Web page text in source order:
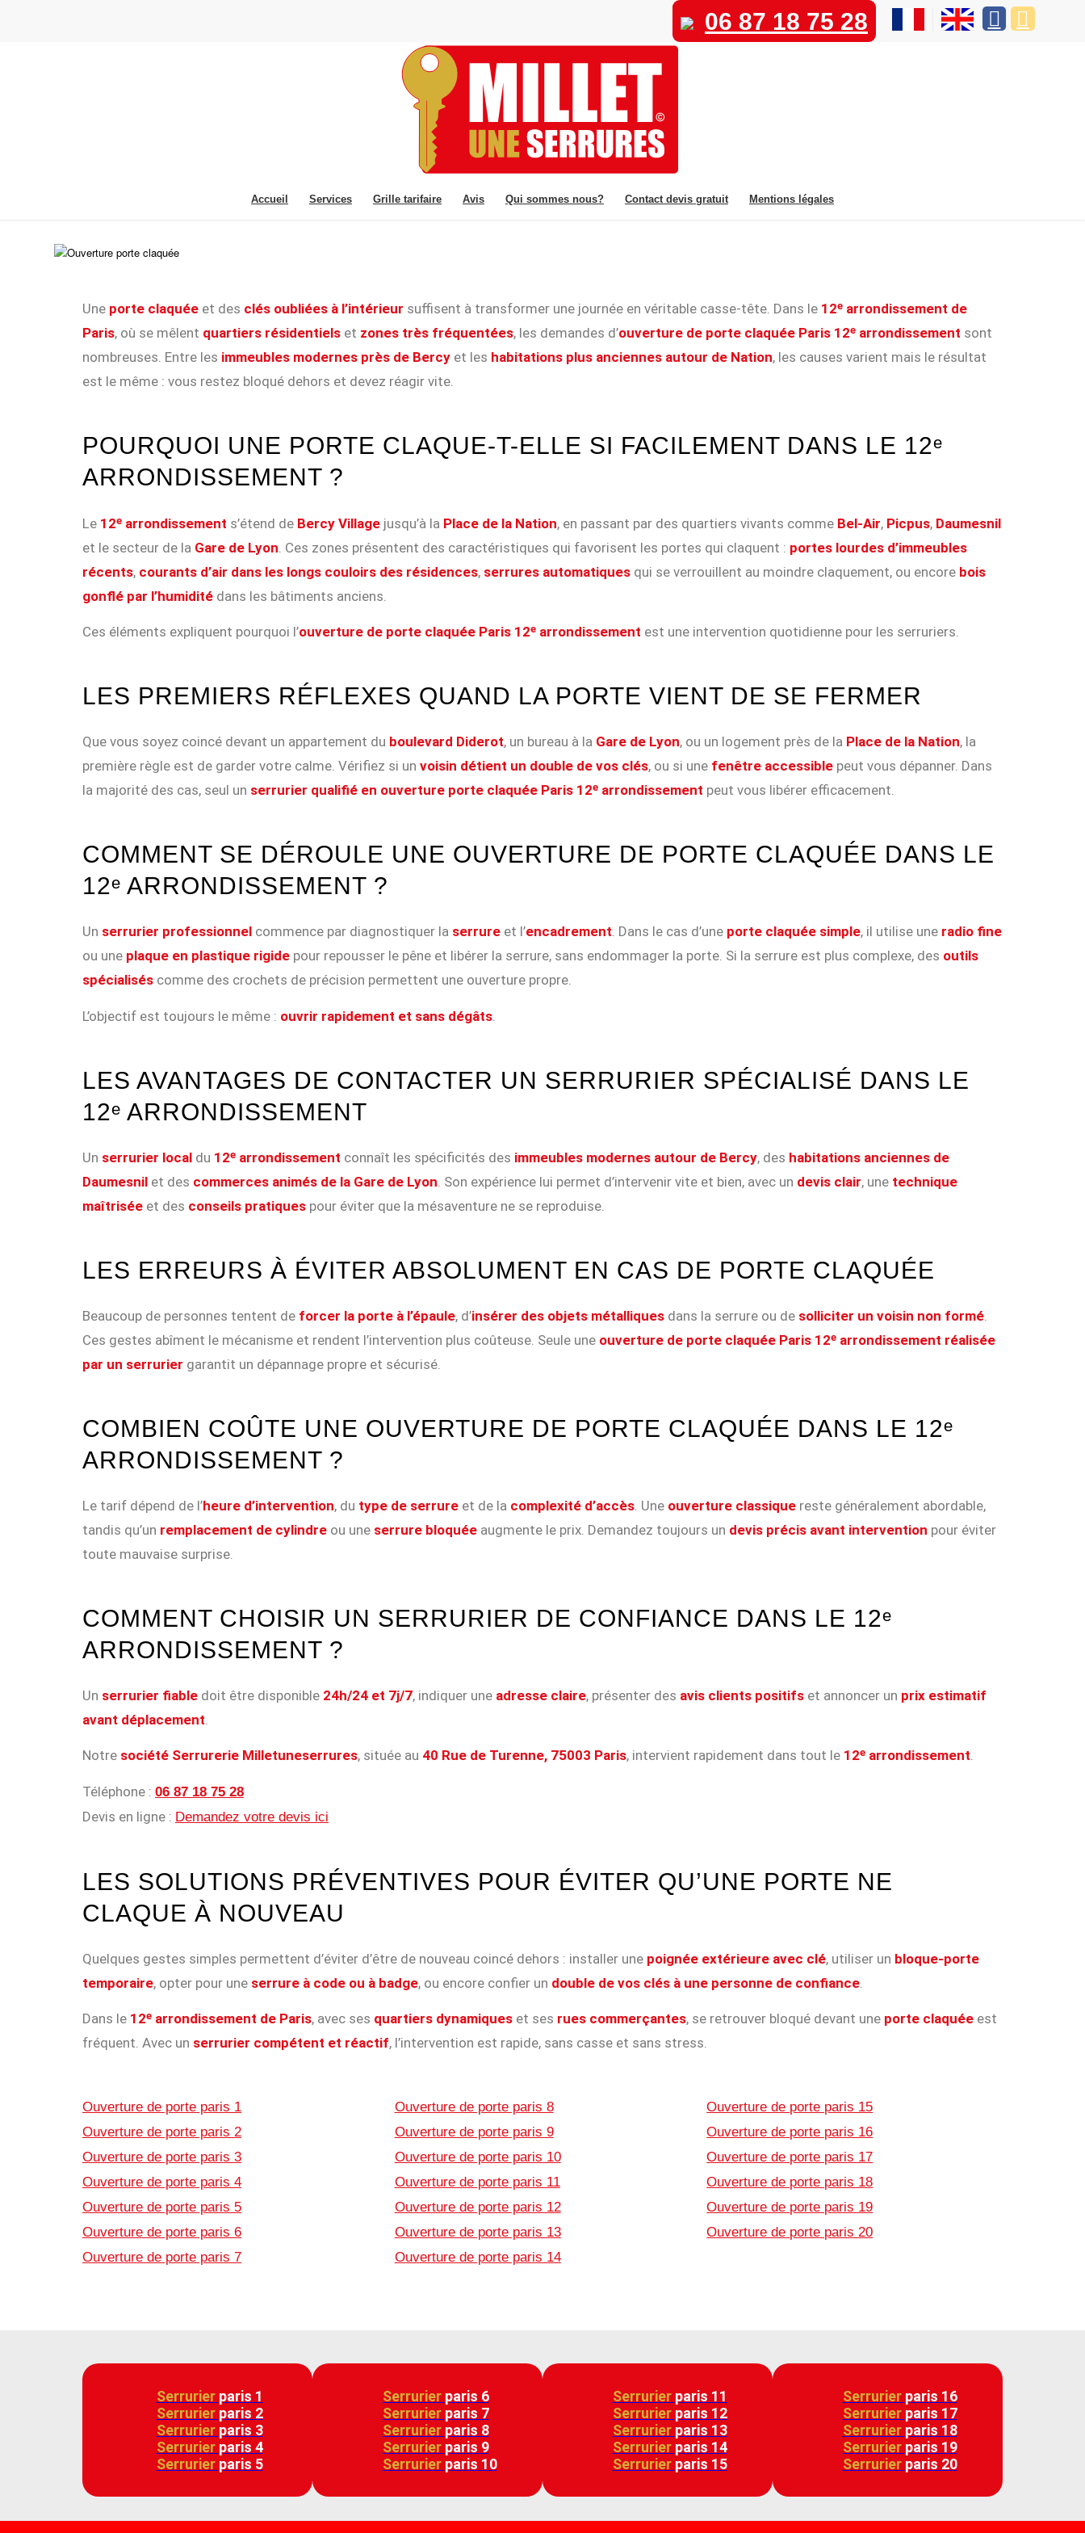
06 87 18 75 28
Accueil Services Grille tarifaire Avis Qui sommes nous? Contact devis gratuit Mentions légales
Une porte claquée et des clés oubliées à l’intérieur suffisent à transformer une journée en véritable casse-tête. Dans le 12ᵉ arrondissement de
Paris, où se mêlent quartiers résidentiels et zones très fréquentées, les demandes d’ouverture de porte claquée Paris 12ᵉ arrondissement sont
nombreuses. Entre les immeubles modernes près de Bercy et les habitations plus anciennes autour de Nation, les causes varient mais le résultat
est le même : vous restez bloqué dehors et devez réagir vite.
POURQUOI UNE PORTE CLAQUE-T-ELLE SI FACILEMENT DANS LE 12ᵉ
ARRONDISSEMENT ?
Le 12ᵉ arrondissement s’étend de Bercy Village jusqu’à la Place de la Nation, en passant par des quartiers vivants comme Bel-Air, Picpus, Daumesnil
et le secteur de la Gare de Lyon . Ces zones présentent des caractéristiques qui favorisent les portes qui claquent : portes lourdes d’immeubles
récents, courants d’air dans les longs couloirs des résidences, serrures automatiques qui se verrouillent au moindre claquement, ou encore bois
gonflé par l’humidité dans les bâtiments anciens.
Ces éléments expliquent pourquoi l’ouverture de porte claquée Paris 12ᵉ arrondissement est une intervention quotidienne pour les serruriers.
LES PREMIERS RÉFLEXES QUAND LA PORTE VIENT DE SE FERMER
Que vous soyez coincé devant un appartement du boulevard Diderot, un bureau à la Gare de Lyon, ou un logement près de la Place de la Nation, la
première règle est de garder votre calme. Vérifiez si un voisin détient un double de vos clés, ou si une fenêtre accessible peut vous dépanner. Dans
la majorité des cas, seul un serrurier qualifié en ouverture porte claquée Paris 12ᵉ arrondissement peut vous libérer efficacement.
COMMENT SE DÉROULE UNE OUVERTURE DE PORTE CLAQUÉE DANS LE
12ᵉ ARRONDISSEMENT ?
Un serrurier professionnel commence par diagnostiquer la serrure et l’encadrement. Dans le cas d’une porte claquée simple, il utilise une radio fine
ou une plaque en plastique rigide pour repousser le pêne et libérer la serrure, sans endommager la porte. Si la serrure est plus complexe, des outils
spécialisés comme des crochets de précision permettent une ouverture propre.
L’objectif est toujours le même : ouvrir rapidement et sans dégâts
LES AVANTAGES DE CONTACTER UN SERRURIER SPÉCIALISÉ DANS LE
12ᵉ ARRONDISSEMENT
Un serrurier local du 12ᵉ arrondissement connaît les spécificités des immeubles modernes autour de Bercy, des habitations anciennes de
Daumesnil et des commerces animés de la Gare de Lyon . Son expérience lui permet d’intervenir vite et bien, avec un devis clair, une technique
maîtrisée et des conseils pratiques pour éviter que la mésaventure ne se reproduise.
LES ERREURS À ÉVITER ABSOLUMENT EN CAS DE PORTE CLAQUÉE
Beaucoup de personnes tentent de forcer la porte à l’épaule, d’insérer des objets métalliques dans la serrure ou de solliciter un voisin non formé
Ces gestes abîment le mécanisme et rendent l’intervention plus coûteuse. Seule une ouverture de porte claquée Paris 12ᵉ arrondissement réalisée
par un serrurier garantit un dépannage propre et sécurisé.
COMBIEN COÛTE UNE OUVERTURE DE PORTE CLAQUÉE DANS LE 12ᵉ
ARRONDISSEMENT ?
Le tarif dépend de l’heure d’intervention, du type de serrure et de la complexité d’accès . Une ouverture classique reste généralement abordable,
tandis qu’un remplacement de cylindre ou une serrure bloquée augmente le prix. Demandez toujours un devis précis avant intervention pour éviter
toute mauvaise surprise.
COMMENT CHOISIR UN SERRURIER DE CONFIANCE DANS LE 12ᵉ
ARRONDISSEMENT ?
Un serrurier fiable doit être disponible 24h/24 et 7j/7, indiquer une adresse claire, présenter des avis clients positifs et annoncer un prix estimatif
avant déplacement
Notre société Serrurerie Milletuneserrures, située au 40 Rue de Turenne, 75003 Paris, intervient rapidement dans tout le 12ᵉ arrondissement.
Téléphone : 06 87 18 75 28
Devis en ligne : Demandez votre devis ici
LES SOLUTIONS PRÉVENTIVES POUR ÉVITER QU’UNE PORTE NE
CLAQUE À NOUVEAU
Quelques gestes simples permettent d’éviter d’être de nouveau coincé dehors : installer une poignée extérieure avec clé, utiliser un bloque-porte
temporaire, opter pour une serrure à code ou à badge, ou encore confier un double de vos clés à une personne de confiance
Dans le 12ᵉ arrondissement de Paris, avec ses quartiers dynamiques et ses rues commerçantes, se retrouver bloqué devant une porte claquée est
fréquent. Avec un serrurier compétent et réactif, l’intervention est rapide, sans casse et sans stress.
Ouverture de porte paris 1
Ouverture de porte paris 2
Ouverture de porte paris 3
Ouverture de porte paris 4
Ouverture de porte paris 5
Ouverture de porte paris 6
Ouverture de porte paris 7
Ouverture de porte paris 8
Ouverture de porte paris 9
Ouverture de porte paris 10
Ouverture de porte paris 11
Ouverture de porte paris 12
Ouverture de porte paris 13
Ouverture de porte paris 14
Ouverture de porte paris 15
Ouverture de porte paris 16
Ouverture de porte paris 17
Ouverture de porte paris 18
Ouverture de porte paris 19
Ouverture de porte paris 20
Serrurier paris 1
Serrurier paris 2
Serrurier paris 3
Serrurier paris 4
Serrurier paris 5
Serrurier paris 6
Serrurier paris 7
Serrurier paris 8
Serrurier paris 9
Serrurier paris 10
Serrurier paris 11
Serrurier paris 12
Serrurier paris 13
Serrurier paris 14
Serrurier paris 15
Serrurier paris 16
Serrurier paris 17
Serrurier paris 18
Serrurier paris 19
Serrurier paris 20